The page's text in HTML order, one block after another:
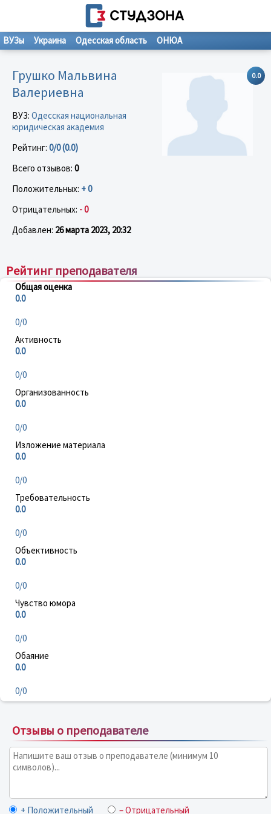
ВУЗы Украина Одесская область ОНЮА
0.0
Грушко Мальвина
Валериевна
ВУЗ: Одесская национальная
юридическая академия
Рейтинг: 0/0 (0.0)
Всего отзывов: 0
Положительных: + 0
Отрицательных: - 0
Добавлен: 26 марта 2023, 20:32
Рейтинг преподавателя
Общая оценка
0.0
0/0
Активность
0.0
0/0
Организованность
0.0
0/0
Изложение материала
0.0
0/0
Требовательность
0.0
0/0
Объективность
0.0
0/0
Чувство юмора
0.0
0/0
Обаяние
0.0
0/0
Отзывы о преподавателе
+ Положительный – Отрицательный